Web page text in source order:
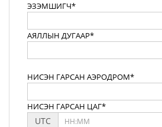
ЭЗЭМШИГЧ*
АЯЛЛЫН ДУГААР*
НИСЭН ГАРСАН АЭРОДРОМ*
НИСЭН ГАРСАН ЦАГ*
UTC